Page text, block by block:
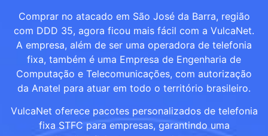
Comprar no atacado em São José da Barra, região
com DDD 35, agora ficou mais fácil com a VulcaNet.
A empresa, além de ser uma operadora de telefonia
fixa, também é uma Empresa de Engenharia de
Computação e Telecomunicações, com autorização
da Anatel para atuar em todo o território brasileiro.
VulcaNet oferece pacotes personalizados de telefonia
fixa STFC para empresas, garantindo uma